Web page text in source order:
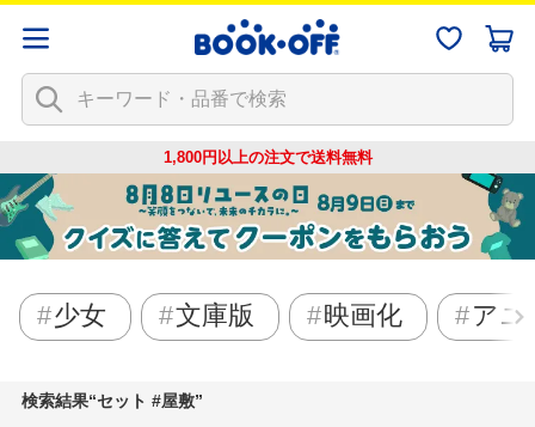
1,800円以上の注文で送料無料
少女 文庫版 映画化 アニ
検索結果 セット #屋敷